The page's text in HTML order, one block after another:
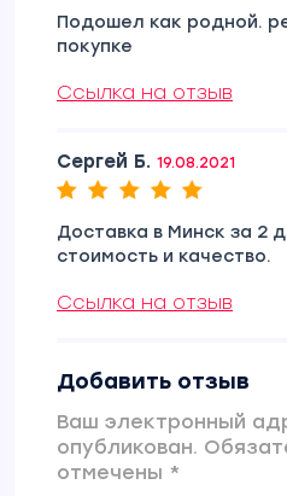
Подошел как родной.
покупке
Ссылка на отзыв
Сергей Б. 19.08.2021
Доставка в Минск за 2
стоимость и качество.
Ссылка на отзыв
Добавить отзыв
Ваш электронный
опубликован.
отмечены *